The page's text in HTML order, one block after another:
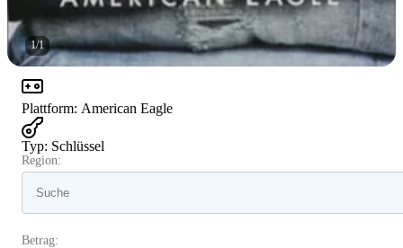
1/1
Plattform: American Eagle
Typ: Schlüssel
Region:
Betrag: